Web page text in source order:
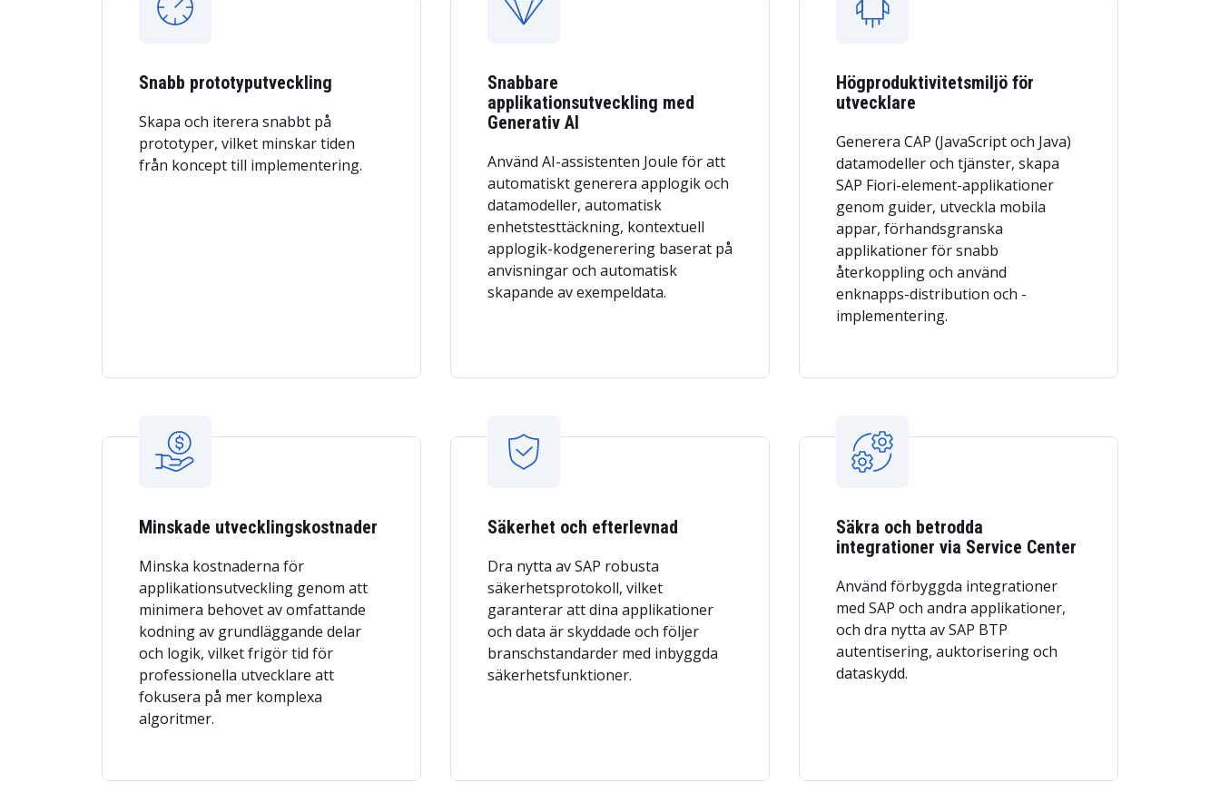
Snabb prototyputveckling
Skapa och iterera snabbt på
prototyper, vilket minskar tiden
från koncept till implementering.
Snabbare
applikationsutveckling med
Generativ AI
Använd AI-assistenten Joule för att
automatiskt generera applogik och
datamodeller, automatisk
enhetstesttäckning, kontextuell
applogik-kodgenerering baserat på
anvisningar och automatisk
skapande av exempeldata.
Högproduktivitetsmiljö för
utvecklare
Generera CAP (JavaScript och Java)
datamodeller och tjänster, skapa
SAP Fiori-element-applikationer
genom guider, utveckla mobila
appar, förhandsgranska
applikationer för snabb
återkoppling och använd
enknapps-distribution och -
implementering.
Minskade utvecklingskostnader
Minska kostnaderna för
applikationsutveckling genom att
minimera behovet av omfattande
kodning av grundläggande delar
och logik, vilket frigör tid för
professionella utvecklare att
fokusera på mer komplexa
algoritmer.
Säkerhet och efterlevnad
Dra nytta av SAP robusta
säkerhetsprotokoll, vilket
garanterar att dina applikationer
och data är skyddade och följer
branschstandarder med inbyggda
säkerhetsfunktioner.
Säkra och betrodda
integrationer via Service Center
Använd förbyggda integrationer
med SAP och andra applikationer,
och dra nytta av SAP BTP
autentisering, auktorisering och
dataskydd.